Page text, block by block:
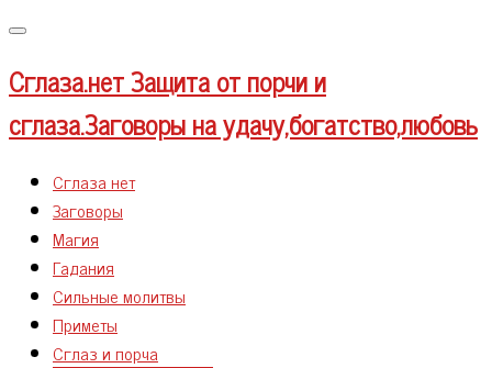
Меню
Сглаза.нетЗащита от порчи и
сглаза.Заговоры на удачу,богатство,любовь
Сглаза нет
Заговоры
Магия
Гадания
Сильные молитвы
Приметы
Сглаз и порча